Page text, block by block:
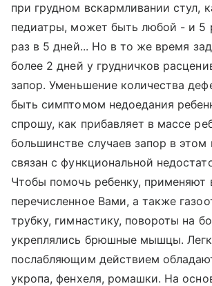
при грудном вскармливании стул,
педиатры, может быть любой - и 5
раз в 5 дней... Но в то же время
более 2 дней у грудничков
запор. Уменьшение количества
быть симптомом недоедания
спрошу, как прибавляет в массе
большинстве случаев запор в этом
связан с функциональной
Чтобы помочь ребенку, применяют
перечисленное Вами, а также
трубку, гимнастику, повороты на
укреплялись брюшные мышцы.
послабляющим действием
укропа, фенхеля, ромашки. На